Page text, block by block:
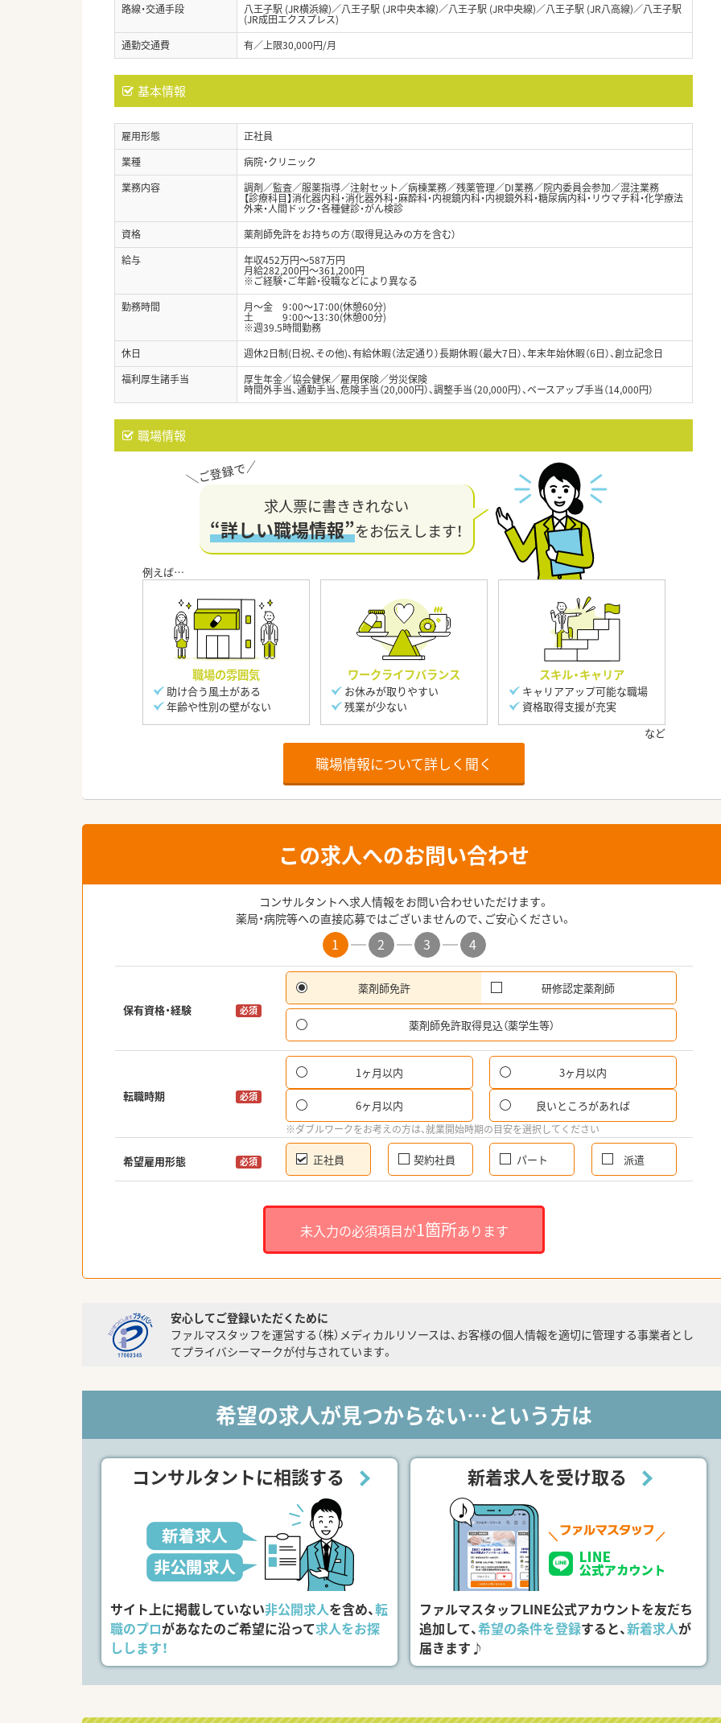
路線・交通手段 八王子駅 (JR横浜線)／八王子駅 (JR中央本線)／八王子駅 (JR中央線)／八王子駅 (JR八高線)／八王子駅
(JR成田エクスプレス)
通勤交通費
有／上限30,000円/月
基本情報
雇用形態
正社員
業種
病院・クリニック
業務内容
調剤／監査／服薬指導／注射セット／病棟業務／残薬管理／DI業務／院内委員会参加／混注業務
【診療科目】消化器内科・消化器外科・麻酔科・内視鏡内科・内視鏡外科・糖尿病内科・リウマチ科・化学療法
外来・人間ドック・各種健診・がん検診
資格
薬剤師免許をお持ちの方（取得見込みの方を含む）
給与
年収452万円～587万円
月給282,200円～361,200円
※ご経験・ご年齢・役職などにより異なる
勤務時間
月～金 9：00～17：00(休憩60分)
土 9：00～13：30(休憩00分)
※週39.5時間勤務
休日
週休2日制(日祝、その他)、有給休暇（法定通り）長期休暇（最大7日）、年末年始休暇（6日）、創立記念日
福利厚生諸手当
厚生年金／協会健保／雇用保険／労災保険
時間外手当、通勤手当、危険手当（20,000円）、調整手当（20,000円）、ベースアップ手当（14,000円）
職場情報
求人票に書ききれない
“詳しい職場情報”をお伝えします！
職場の雰囲気
助け合う風土がある
年齢や性別の壁がない
ワークライフバランス
お休みが取りやすい
残業が少ない
スキル・キャリア
キャリアアップ可能な職場
資格取得支援が充実
職場情報について詳しく聞く
この求人へのお問い合わせ
コンサルタントへ求人情報をお問い合わせいただけます。
薬局・病院等への直接応募ではございませんので、ご安心ください。
1 2 3 4
保有資格・経験 必須
薬剤師免許 研修認定薬剤師
薬剤師免許取得見込（薬学生等）
転職時期 必須
1ヶ月以内 3ヶ月以内
6ヶ月以内 良いところがあれば
※ダブルワークをお考えの方は、就業開始時期の目安を選択してください
希望雇用形態 必須 正社員 契約社員 パート 派遣
未入力の必須項目が1箇所あります
安心してご登録いただくために
ファルマスタッフを運営する（株）メディカルリソースは、お客様の個人情報を適切に管理する事業者とし
てプライバシーマークが付与されています。
希望の求人が見つからない…という方は
コンサルタントに相談する
サイト上に掲載していない非公開求人を含め、転
職のプロがあなたのご希望に沿って求人をお探
しします！
新着求人を受け取る
ファルマスタッフLINE公式アカウントを友だち
追加して、希望の条件を登録すると、新着求人が
届きます♪